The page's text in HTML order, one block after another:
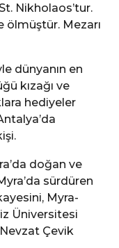
Nikholaos’tur.
ölmüştür. Mezarı
dünyanın en
kızağı ve
hediyeler
doğan ve
sürdüren
Myra-
Üniversitesi
Çevik